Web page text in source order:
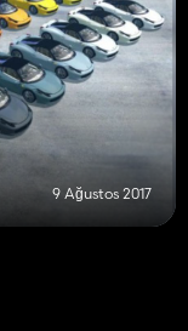
9 Ağustos 2017